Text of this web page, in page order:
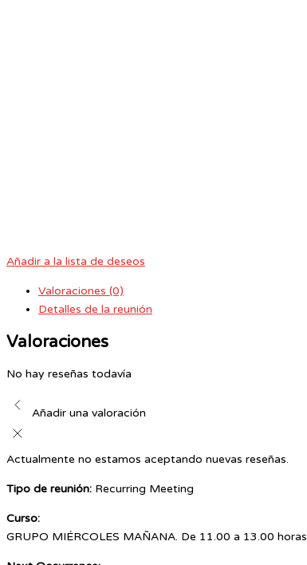
Añadir a la lista de deseos
Valoraciones (0)
Detalles de la reunión
Valoraciones
No hay reseñas todavía
Añadir una valoración
Actualmente no estamos aceptando nuevas reseñas.
Tipo de reunión: Recurring Meeting
Curso:
GRUPO MIÉRCOLES MAÑANA. De 11.00 a 13.00 horas